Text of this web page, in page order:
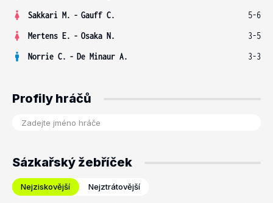
Sakkari M. - Gauff C.
5-6
Mertens E. - Osaka N.
3-5
Norrie C. - De Minaur A. 3-3
Profily hráčů
Sázkařský žebříček
Nejziskovější Nejztrátovější